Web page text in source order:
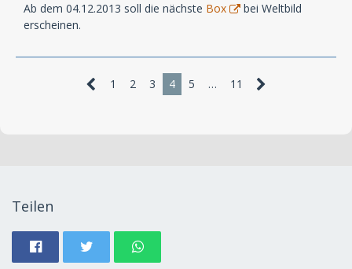
Ab dem 04.12.2013 soll die nächste Box
bei Weltbild
erscheinen.
1 2 3 4 5 … 11
Teilen